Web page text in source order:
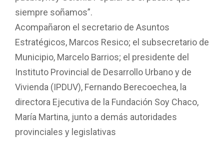
siempre soñamos”.
Acompañaron el secretario de Asuntos
Estratégicos, Marcos Resico; el subsecretario de
Municipio, Marcelo Barrios; el presidente del
Instituto Provincial de Desarrollo Urbano y de
Vivienda (IPDUV), Fernando Berecoechea, la
directora Ejecutiva de la Fundación Soy Chaco,
María Martina, junto a demás autoridades
provinciales y legislativas